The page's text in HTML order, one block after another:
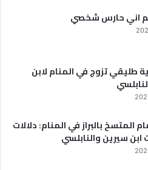
اني حارس شخصي
طليقي تزوج في المنام لابن
المتسخ بالبراز في المنام: دلالات
ابن سيرين والنابلسي